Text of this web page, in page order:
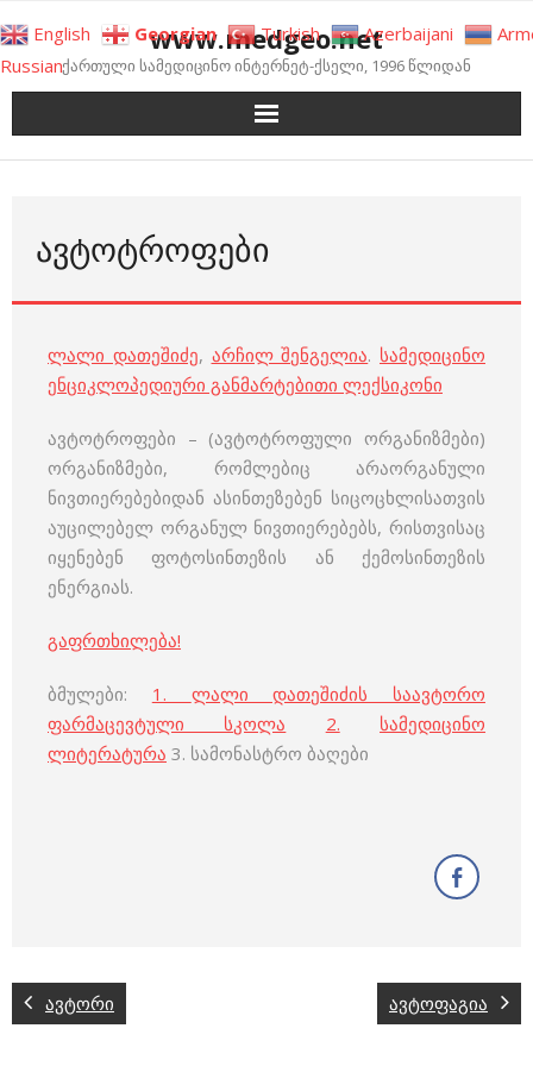
to
content
www.medgeo.net
ქართული სამედიცინო ინტერნეტ-ქსელი, 1996 წლიდან
ᲐᲕᲢᲝᲢᲠᲝᲤᲔᲑᲘ
ლალი დათეშიძე, არჩილ შენგელია. სამედიცინო
ენციკლოპედიური განმარტებითი ლექსიკონი
ავტოტროფები – (ავტოტროფული ორგანიზმები)
ორგანიზმები, რომლებიც არაორგანული
ნივთიერებებიდან ასინთეზებენ სიცოცხლისათვის
აუცილებელ ორგანულ ნივთიერებებს, რისთვისაც
იყენებენ ფოტოსინთეზის ან ქემოსინთეზის
ენერგიას.
გაფრთხილება!
ბმულები: 1. ლალი დათეშიძის საავტორო
ფარმაცევტული სკოლა
2.
სამედიცინო
ლიტერატურა 3. სამონასტრო ბაღები
ავტორი ავტოფაგია
English Georgian Turkish Azerbaijani
Russian